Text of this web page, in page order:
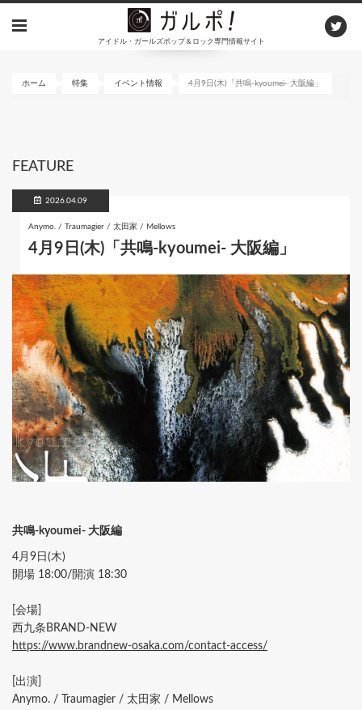
アイドル・ガールズポップ＆ロック専門情報サイト
ホーム 特集 イベント情報 4月9日(木)「共鳴-kyoumei- 大阪編」
FEATURE
2026.04.09
Anymo. / Traumagier / 太田家 / Mellows
4月9日(木)「共鳴-kyoumei- 大阪編」
共鳴-kyoumei- 大阪編
4月9日(木)
開場 18:00/開演 18:30
[会場]
西九条BRAND-NEW
https://www.brandnew-osaka.com/contact-access/
[出演]
Anymo. / Traumagier / 太田家 / Mellows